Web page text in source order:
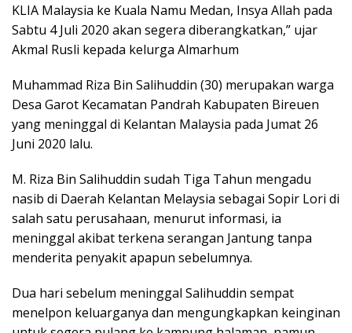
KLIA Malaysia ke Kuala Namu Medan, Insya Allah pada
Sabtu 4 Juli 2020 akan segera diberangkatkan,” ujar
Akmal Rusli kepada kelurga Almarhum
Muhammad Riza Bin Salihuddin (30) merupakan warga
Desa Garot Kecamatan Pandrah Kabupaten Bireuen
yang meninggal di Kelantan Malaysia pada Jumat 26
Juni 2020 lalu.
M. Riza Bin Salihuddin sudah Tiga Tahun mengadu
nasib di Daerah Kelantan Melaysia sebagai Sopir Lori di
salah satu perusahaan, menurut informasi, ia
meninggal akibat terkena serangan Jantung tanpa
menderita penyakit apapun sebelumnya.
Dua hari sebelum meninggal Salihuddin sempat
menelpon keluarganya dan mengungkapkan keinginan